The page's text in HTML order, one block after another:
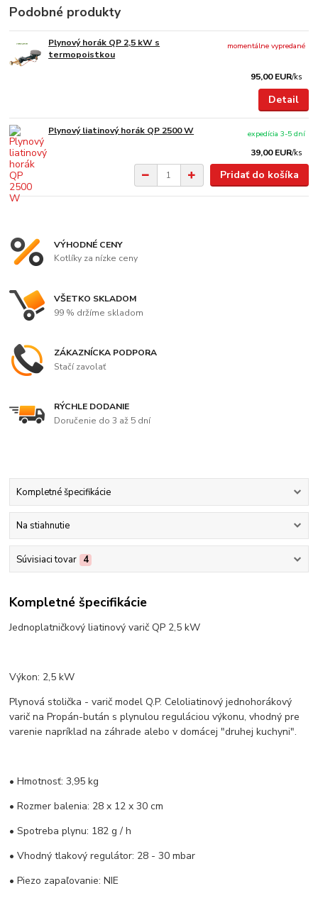
Podobné produkty
Plynový horák QP 2,5 kW s
termopoistkou
95,00 EUR/ks
momentálne vypredané
Detail
Plynový liatinový horák QP 2500 W
39,00 EUR/ks
expedícia 3-5 dní
Pridať do košíka
VÝHODNÉ CENY
Kotlíky za nízke ceny
VŠETKO SKLADOM
99 % držíme skladom
ZÁKAZNÍCKA PODPORA
Stačí zavolať
RÝCHLE DODANIE
Doručenie do 3 až 5 dní
Kompletné špecifikácie
Na stiahnutie
Súvisiaci tovar 4
Kompletné špecifikácie
Jednoplatničkový liatinový varič QP 2,5 kW
Výkon: 2,5 kW
Plynová stolička - varič model Q.P. Celoliatinový jednohorákový
varič na Propán-bután s plynulou reguláciou výkonu, vhodný pre
varenie napríklad na záhrade alebo v domácej "druhej kuchyni".
• Hmotnosť: 3,95 kg
• Rozmer balenia: 28 x 12 x 30 cm
• Spotreba plynu: 182 g / h
• Vhodný tlakový regulátor: 28 - 30 mbar
• Piezo zapaľovanie: NIE